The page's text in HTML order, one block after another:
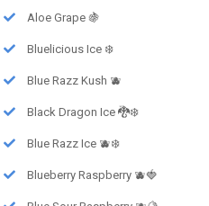
Aloe Grape 🍇
Bluelicious Ice ❄️
Blue Razz Kush 🫐
Black Dragon Ice 🐉❄️
Blue Razz Ice 🫐❄️
Blueberry Raspberry 🫐🍓